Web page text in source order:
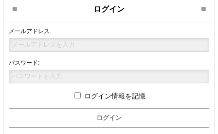
ログイン
メールアドレス:
パスワード:
ログイン情報を記憶